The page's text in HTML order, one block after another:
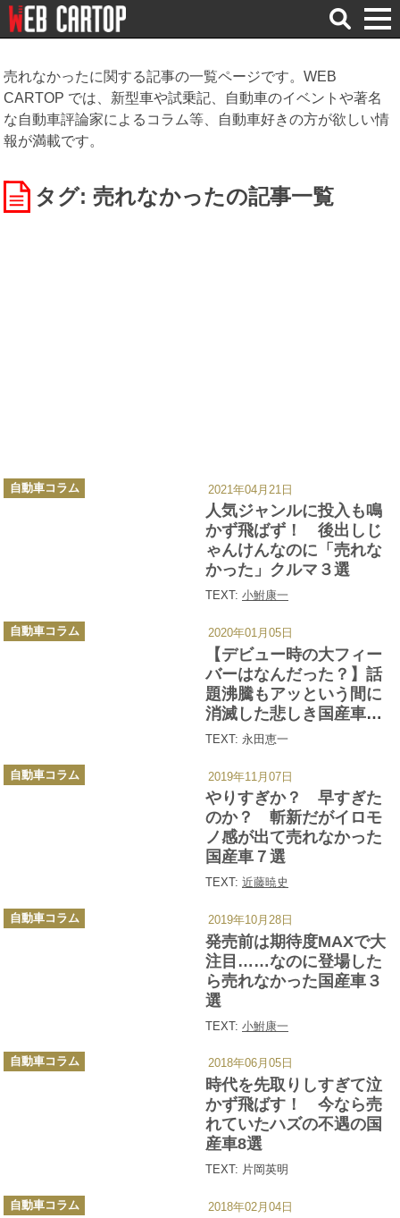
検
索
売れなかったに関する記事の一覧ページです。WEB
CARTOP では、新型車や試乗記、自動車のイベントや著名
な自動車評論家によるコラム等、自動車好きの方が欲しい情
報が満載です。
タグ: 売れなかったの記事一覧
人気ジャンルに投入も鳴
かず飛ばず！ 後出しじ
ゃんけんなのに「売れな
かった」クルマ３選
TEXT: 小鮒康一
カ
テ
自動車コラム 2021年04月21日
【デビュー時の大フィー
バーはなんだった？】話
題沸騰もアッという間に
消滅した悲しき国産車４
選
TEXT: 永田恵一
カ
テ
自動車コラム 2020年01月05日
やりすぎか？ 早すぎた
のか？ 斬新だがイロモ
ノ感が出て売れなかった
国産車７選
TEXT: 近藤暁史
カ
テ
自動車コラム 2019年11月07日
発売前は期待度MAXで大
注目……なのに登場した
ら売れなかった国産車３
選
TEXT: 小鮒康一
カ
テ
自動車コラム 2019年10月28日
時代を先取りしすぎて泣
かず飛ばす！ 今なら売
れていたハズの不遇の国
産車8選
TEXT: 片岡英明
カ
テ
自動車コラム 2018年06月05日
カ
テ
自動車コラム 2018年02月04日